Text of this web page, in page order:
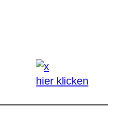
hier klicken